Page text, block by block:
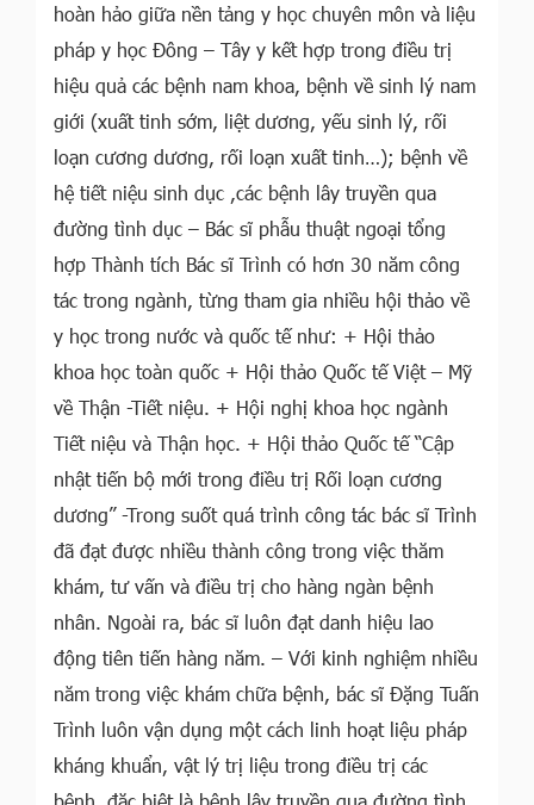
hoàn hảo giữa nền tảng y học chuyên môn và liệu
pháp y học Đông – Tây y kết hợp trong điều trị
hiệu quả các bệnh nam khoa, bệnh về sinh lý nam
giới (xuất tinh sớm, liệt dương, yếu sinh lý, rối
loạn cương dương, rối loạn xuất tinh…); bệnh về
hệ tiết niệu sinh dục ,các bệnh lây truyền qua
đường tình dục – Bác sĩ phẫu thuật ngoại tổng
hợp Thành tích Bác sĩ Trình có hơn 30 năm công
tác trong ngành, từng tham gia nhiều hội thảo về
y học trong nước và quốc tế như: + Hội thảo
khoa học toàn quốc + Hội thảo Quốc tế Việt – Mỹ
về Thận -Tiết niệu. + Hội nghị khoa học ngành
Tiết niệu và Thận học. + Hội thảo Quốc tế “Cập
nhật tiến bộ mới trong điều trị Rối loạn cương
dương” -Trong suốt quá trình công tác bác sĩ Trình
đã đạt được nhiều thành công trong việc thăm
khám, tư vấn và điều trị cho hàng ngàn bệnh
nhân. Ngoài ra, bác sĩ luôn đạt danh hiệu lao
động tiên tiến hàng năm. – Với kinh nghiệm nhiều
năm trong việc khám chữa bệnh, bác sĩ Đặng Tuấn
Trình luôn vận dụng một cách linh hoạt liệu pháp
kháng khuẩn, vật lý trị liệu trong điều trị các